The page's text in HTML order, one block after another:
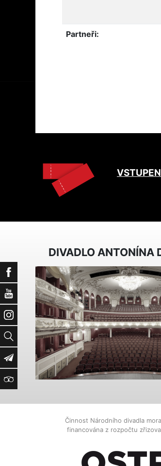
Facebook
YouTube
Instagram
Vyhledat
Newsletter
TripAdvisor
Partneři:
DIVADLO ANTONÍNA
Činnost Národního divadla
financována z rozpočtu